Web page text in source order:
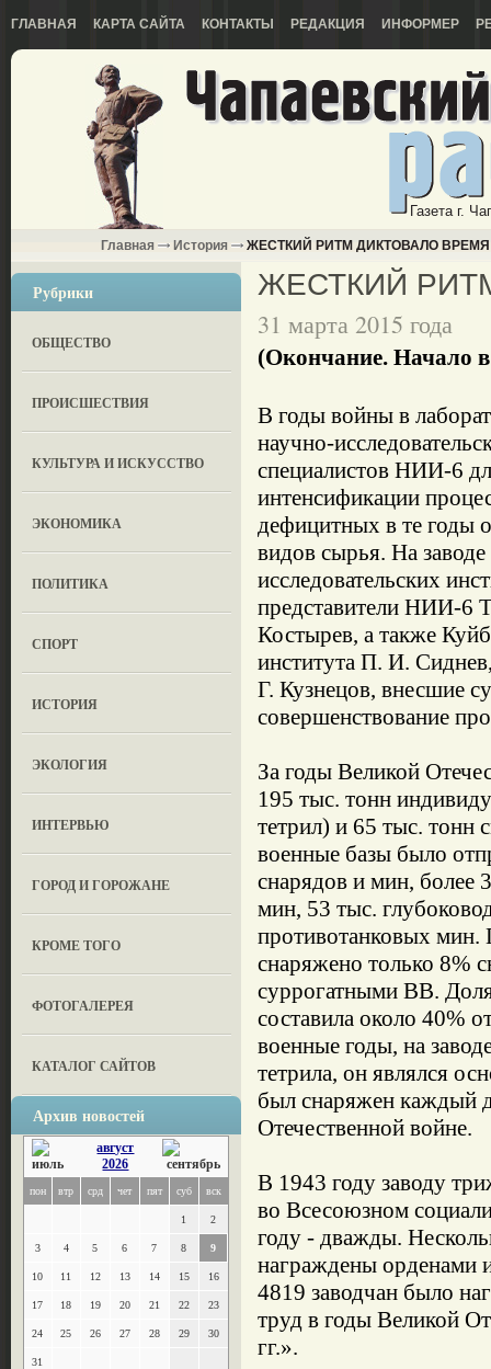
ГЛАВНАЯ КАРТА САЙТА КОНТАКТЫ РЕДАКЦИЯ ИНФОРМЕР
Газета г.
Главная История ЖЕСТКИЙ РИТМ ДИКТОВАЛО ВРЕМЯ
Рубрики
ОБЩЕСТВО
ПРОИСШЕСТВИЯ
КУЛЬТУРА И ИСКУССТВО
ЭКОНОМИКА
ПОЛИТИКА
СПОРТ
ИСТОРИЯ
ЭКОЛОГИЯ
ИНТЕРВЬЮ
ГОРОД И ГОРОЖАНЕ
КРОМЕ ТОГО
ФОТОГАЛЕРЕЯ
КАТАЛОГ САЙТОВ
Архив новостей
август
2026
пон втр срд чет пят суб вск
1 2
3 4 5 6 7 8 9
10 11 12 13 14 15 16
17 18 19 20 21 22 23
24 25 26 27 28 29 30
31
ЖЕСТКИЙ
31 марта 2015 года
(Окончание. Начало
В годы войны в
научно-
специалистов НИИ-6
интенсификации
дефицитных в те годы
видов сырья. На
исследовательских
представители НИИ-6
Костырев, а также
института П. И.
Г. Кузнецов, внесшие
совершенствование
За годы Великой
195 тыс. тонн
тетрил) и 65 тыс. тонн
военные базы было
снарядов и мин, более
мин, 53 тыс.
противотанковых
снаряжено только 8%
суррогатными ВВ. Доля
составила около 40%
военные годы, на
тетрила, он являлся
был снаряжен каждый
Отечественной войне.
В 1943 году заводу
во Всесоюзном
году - дважды.
награждены орденами
4819 заводчан было
труд в годы Великой
гг.».